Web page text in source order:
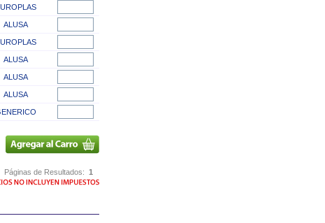
ALUSA
ALUSA
ALUSA
ALUSA
Páginas de Resultados: 1